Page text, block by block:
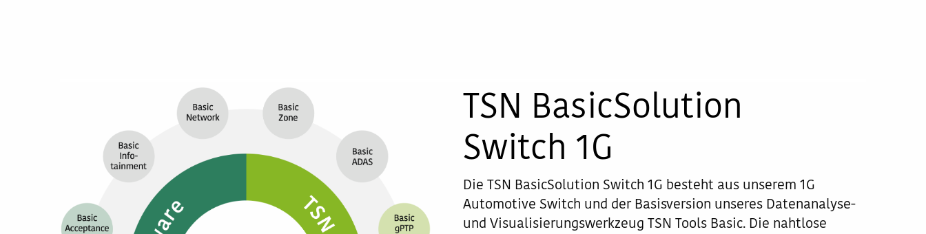
TSN BasicSolution
Switch 1G
Die TSN BasicSolution Switch 1G besteht aus unserem 1G
Automotive Switch und der Basisversion unseres Datenanalyse-
und Visualisierungswerkzeug TSN Tools Basic. Die nahtlose